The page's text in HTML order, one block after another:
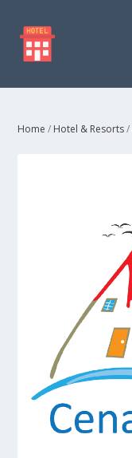
Home / Hotel & Resorts/